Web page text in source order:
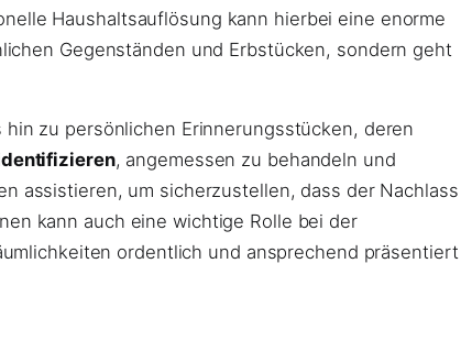
Haushaltsauflösung kann hierbei eine enorme
Gegenständen und Erbstücken, sondern geht
zu persönlichen Erinnerungsstücken, deren
, angemessen zu behandeln und
assistieren, um sicherzustellen, dass der Nachlass
kann auch eine wichtige Rolle bei der
ordentlich und ansprechend präsentiert